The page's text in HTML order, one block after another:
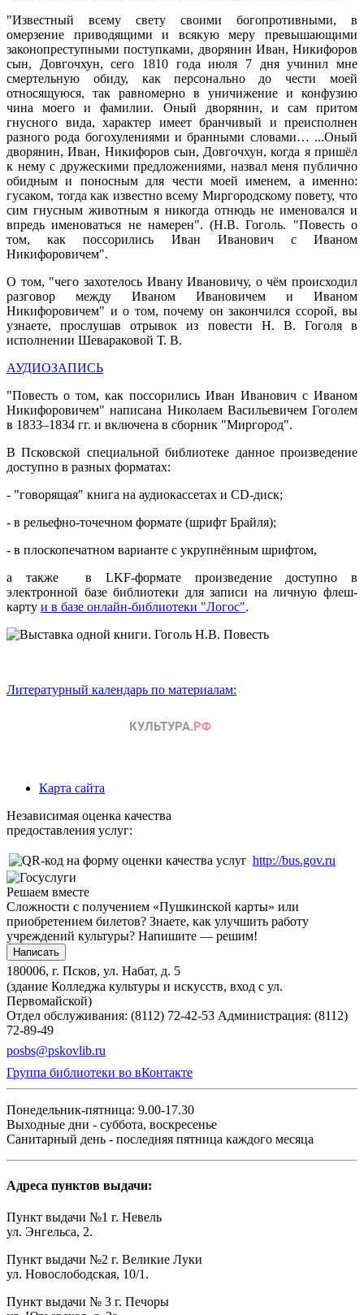
"Известный всему свету своими богопротивными, в
омерзение приводящими и всякую меру превышающими
законопреступными поступками, дворянин Иван, Никифоров
сын, Довгочхун, сего 1810 года июля 7 дня учинил мне
смертельную обиду, как персонально до чести моей
относящуюся, так равномерно в уничижение и конфузию
чина моего и фамилии. Оный дворянин, и сам притом
гнусного вида, характер имеет бранчивый и преисполнен
разного рода богохулениями и бранными словами… ...Оный
дворянин, Иван, Никифоров сын, Довгочхун, когда я пришёл
к нему с дружескими предложениями, назвал меня публично
обидным и поносным для чести моей именем, а именно:
гусаком, тогда как известно всему Миргородскому повету, что
сим гнусным животным я никогда отнюдь не именовался и
впредь именоваться не намерен". (Н.В. Гоголь. "Повесть о
том, как поссорились Иван Иванович с Иваном
Никифоровичем".
О том, "чего захотелось Ивану Ивановичу, о чём происходил
разговор между Иваном Ивановичем и Иваном
Никифоровичем" и о том, почему он закончился ссорой, вы
узнаете, прослушав отрывок из повести Н. В. Гоголя в
исполнении Шевараковой Т. В.
АУДИОЗАПИСЬ
"Повесть о том, как поссорились Иван Иванович с Иваном
Никифоровичем" написана Николаем Васильевичем Гоголем
в 1833–1834 гг. и включена в сборник "Миргород".
В Псковской специальной библиотеке данное произведение
доступно в разных форматах:
- "говорящая" книга на аудиокассетах и CD-диск;
- в рельефно-точечном формате (шрифт Брайля);
- в плоскопечатном варианте с укрупнённым шрифтом,
а также в LKF-формате произведение доступно в
электронной базе библиотеки для записи на личную флеш-
карту и в базе онлайн-библиотеки "Логос".
Литературный календарь по материалам:
Карта сайта
Независимая оценка качества
предоставления услуг:
http://bus.gov.ru
Решаем вместе
Сложности с получением «Пушкинской карты» или
приобретением билетов? Знаете, как улучшить работу
учреждений культуры? Напишите — решим!
Написать
180006, г. Псков, ул. Набат, д. 5
(здание Колледжа культуры и искусств, вход с ул.
Первомайской)
Отдел обслуживания: (8112) 72-42-53 Администрация: (8112)
72-89-49
posbs@pskovlib.ru
Группа библиотеки во вКонтакте
Понедельник-пятница: 9.00-17.30
Выходные дни - суббота, воскресенье
Санитарный день - последняя пятница каждого месяца
Адреса пунктов выдачи:
Пункт выдачи №1 г. Невель
ул. Энгельса, 2.
Пункт выдачи №2 г. Великие Луки
ул. Новослободская, 10/1.
Пункт выдачи № 3 г. Печоры